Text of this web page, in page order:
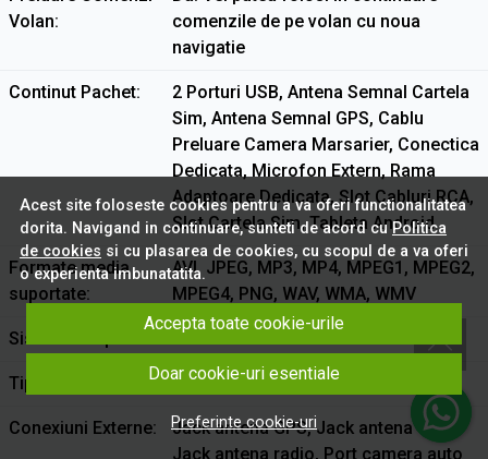
Volan
comenzile de pe volan cu noua
navigatie
Continut Pachet
2 Porturi USB, Antena Semnal Cartela
Sim, Antena Semnal GPS, Cablu
Preluare Camera Marsarier, Conectica
Dedicata, Microfon Extern, Rama
Adaptoare Dedicata, Slot Cabluri RCA,
Slot Cartela Sim, Tableta Android
Formate media
suportate
AVI, JPEG, MP3, MP4, MPEG1, MPEG2,
MPEG4, PNG, WAV, WMA, WMV
Sistem de Operare Android
Tip Slot Memorie 2 Porturi USB
Conexiuni Externe
Jack antena GPS, Jack antena GPS,,
Jack antena radio, Port camera auto
Acest site foloseste cookies pentru a va oferi functionalitatea
dorita. Navigand in continuare, sunteti de acord cuPolitica
de cookies si cu plasarea de cookies, cu scopul de a va oferi
o experienta imbunatatita.
Accepta toate cookie-urile
Doar cookie-uri esentiale
Preferinte cookie-uri